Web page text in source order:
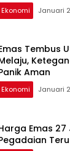
Ekonomi Januari
Tembus
Aman
Ekonomi Januari
Emas